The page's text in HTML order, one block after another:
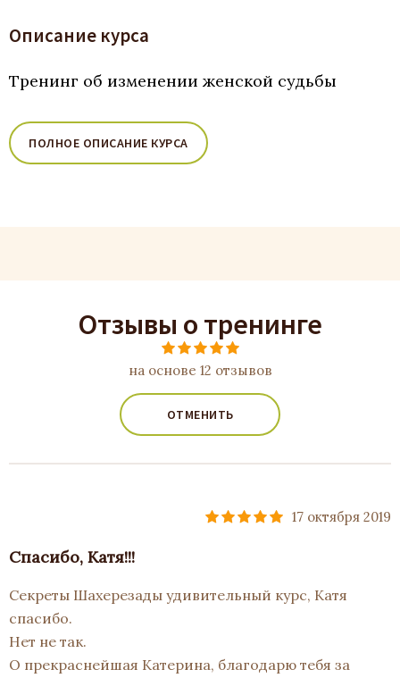
Описание курса
Тренинг об изменении женской судьбы
ПОЛНОЕ ОПИСАНИЕ КУРСА
Отзывы о тренинге
на основе 12 отзывов
ОТМЕНИТЬ
17 октября 2019
Спасибо, Катя!!!
Секреты Шахерезады удивительный курс, Катя
спасибо.
Нет не так.
О прекраснейшая Катерина, благодарю тебя за